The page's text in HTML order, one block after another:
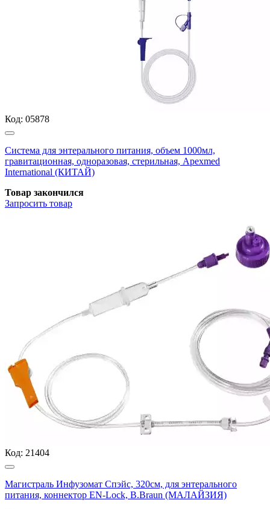
Код: 05878
Система для энтерального питания, объем 1000мл,
гравитационная, одноразовая, стерильная, Apexmed
International (КИТАЙ)
Товар закончился
Запросить товар
Код: 21404
Магистраль Инфузомат Спэйс, 320см, для энтерального
питания, коннектор EN-Lock, B.Braun (МАЛАЙЗИЯ)